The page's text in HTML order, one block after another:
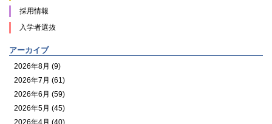
採用情報
入学者選抜
アーカイブ
2026年8月 (9)
2026年7月 (61)
2026年6月 (59)
2026年5月 (45)
2026年4月 (40)